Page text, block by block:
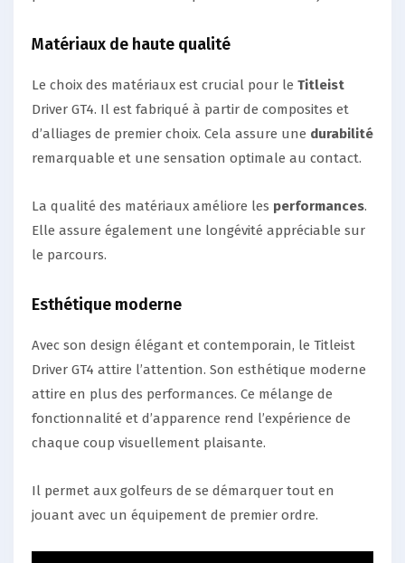
Matériaux de haute qualité
Le choix des matériaux est crucial pour le Titleist
Driver GT4. Il est fabriqué à partir de composites et
d’alliages de premier choix. Cela assure une durabilité
remarquable et une sensation optimale au contact.
La qualité des matériaux améliore les performances.
Elle assure également une longévité appréciable sur
le parcours.
Esthétique moderne
Avec son design élégant et contemporain, le Titleist
Driver GT4 attire l’attention. Son esthétique moderne
attire en plus des performances. Ce mélange de
fonctionnalité et d’apparence rend l’expérience de
chaque coup visuellement plaisante.
Il permet aux golfeurs de se démarquer tout en
jouant avec un équipement de premier ordre.